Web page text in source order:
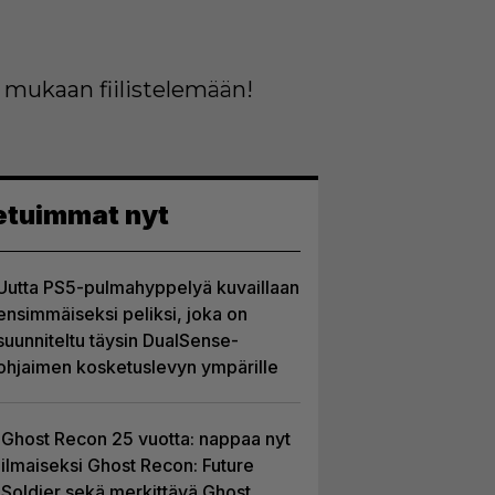
fiilistelemään!
nyt
PS5-pulmahyppelyä kuvaillaan
peliksi, joka on
täysin DualSense-
kosketuslevyn ympärille
Ghost Recon 25 vuotta: nappaa nyt
ilmaiseksi Ghost Recon: Future